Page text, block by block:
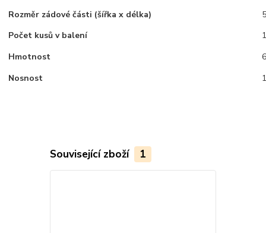
Rozměr zádové části (šířka x délka)
Počet kusů v balení
Hmotnost
Nosnost
Související zboží 1